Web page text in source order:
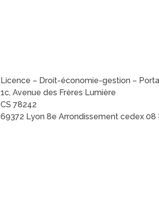
Licence – Droit-économie-gestion –
1c, Avenue des Frères Lumière
CS 78242
69372 Lyon 8e Arrondissement cedex 08